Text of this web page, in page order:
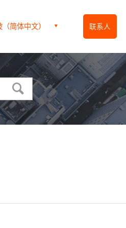
简体中文） 联系人